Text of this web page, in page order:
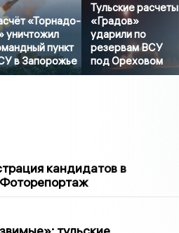
«Торнадо-
уничтожил
пункт
в Запорожье
Тульские расчеты
«Градов»
ударили по
резервам ВСУ
под Ореховом
кандидатов в